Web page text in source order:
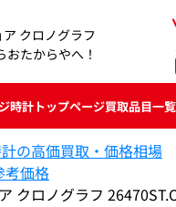
クロノグラフ
たからやへ！
時計トップページ買取品目一覧
の高価買取・価格相場
考価格
クロノグラフ